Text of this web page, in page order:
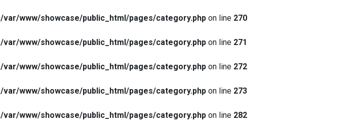
/var/www/showcase/public_html/pages/category.php on line 270
/var/www/showcase/public_html/pages/category.php on line 271
/var/www/showcase/public_html/pages/category.php on line 272
/var/www/showcase/public_html/pages/category.php on line 273
/var/www/showcase/public_html/pages/category.php on line 282